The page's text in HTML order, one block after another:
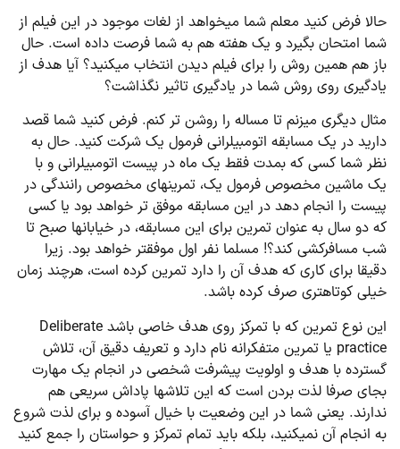
حالا فرض کنید معلم شما می­خواهد از لغات موجود در این فیلم از
شما امتحان بگیرد و یک هفته هم به شما فرصت داده است. حال
باز هم همین روش را برای فیلم دیدن انتخاب می­کنید؟ آیا هدف از
یادگیری روی روش شما در یادگیری تاثیر نگذاشت؟
مثال دیگری می­زنم تا مساله را روشن تر کنم. فرض کنید شما قصد
دارید در یک مسابقه اتومبیل­رانی فرمول یک شرکت کنید. حال به
نظر شما کسی که بمدت فقط یک ماه در پیست اتومبیل­رانی و با
یک ماشین مخصوص فرمول یک، تمرین­های مخصوص رانندگی در
پیست را انجام دهد در این مسابقه موفق تر خواهد بود یا کسی
که دو سال به عنوان تمرین برای این مسابقه، در خیابان­ها صبح تا
شب مسافرکشی کند؟! مسلما نفر اول موفق­تر خواهد بود. زیرا
دقیقا برای کاری که هدف آن را دارد تمرین کرده است، هرچند زمان
خیلی کوتاه­تری صرف کرده باشد.
این نوع تمرین که با تمرکز روی هدف خاصی باشد Deliberate
practice یا تمرین متفکرانه نام دارد و تعریف دقیق آن، تلاش
گسترده با هدف و اولویت پیشرفت شخصی در انجام یک مهارت
بجای صرفا لذت بردن است که این تلاش­ها پاداش سریعی هم
ندارند. یعنی شما در این وضعیت با خیال آسوده و برای لذت شروع
به انجام آن نمی­کنید، بلکه باید تمام تمرکز و حواستان را جمع کنید